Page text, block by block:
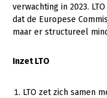
Platteland en
Mens,
Internationaal
verwachting in 2023.
dat de Europese
maar er structureel
Inzet LTO
LTO zet zich samen